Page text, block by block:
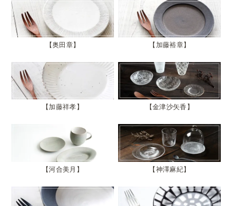
奥田章 加藤裕章
加藤祥孝 金津沙矢香
河合美月 神澤麻紀